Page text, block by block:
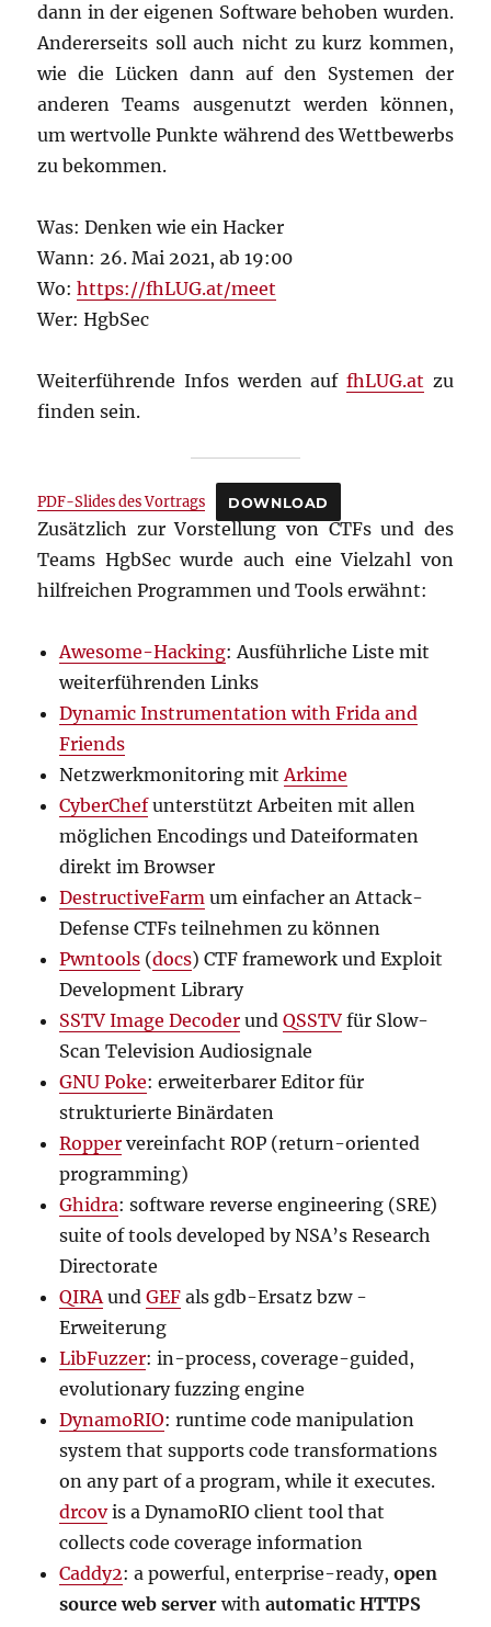
dann in der eigenen Software behoben wurden.
Andererseits soll auch nicht zu kurz kommen,
wie die Lücken dann auf den Systemen der
anderen Teams ausgenutzt werden können,
um wertvolle Punkte während des Wettbewerbs
zu bekommen.
Was: Denken wie ein Hacker
Wann: 26. Mai 2021, ab 19:00
Wo:https://fhLUG.at/meet
Wer: HgbSec
Weiterführende Infos werden auf fhLUG.at zu
finden sein.
PDF-Slides des Vortrags DOWNLOAD
Zusätzlich zur Vorstellung von CTFs und des
Teams HgbSec wurde auch eine Vielzahl von
hilfreichen Programmen und Tools erwähnt:
Awesome-Hacking: Ausführliche Liste mit
weiterführenden Links
Dynamic Instrumentation with Frida and
Friends
Netzwerkmonitoring mitArkime
CyberChefunterstützt Arbeiten mit allen
möglichen Encodings und Dateiformaten
direkt im Browser
DestructiveFarm um einfacher an Attack-
Defense CTFs teilnehmen zu können
Pwntools (docs) CTF framework und Exploit
Development Library
SSTV Image Decoder undQSSTV für Slow-
Scan Television Audiosignale
GNU Poke: erweiterbarer Editor für
strukturierte Binärdaten
Ropper vereinfacht ROP (return-oriented
programming)
Ghidra: software reverse engineering (SRE)
suite of tools developed by NSA’s Research
Directorate
QIRAundGEF als gdb-Ersatz bzw -
Erweiterung
LibFuzzer: in-process, coverage-guided,
evolutionary fuzzing engine
DynamoRIO: runtime code manipulation
system that supports code transformations
on any part of a program, while it executes.
drcovis a DynamoRIO client tool that
collects code coverage information
Caddy2: a powerful, enterprise-ready,open
source web server withautomatic HTTPS